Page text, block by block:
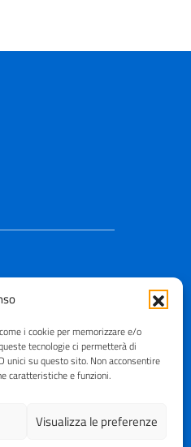
i cookie per memorizzare e/o
tecnologie ci permetterà di
unici su questo sito. Non acconsentire
caratteristiche e funzioni.
Visualizza le preferenze
2026